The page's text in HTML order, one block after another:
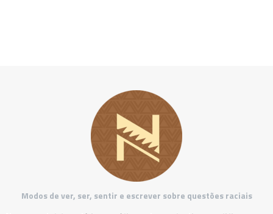
Modos de ver, ser, sentir e escrever sobre questões raciais